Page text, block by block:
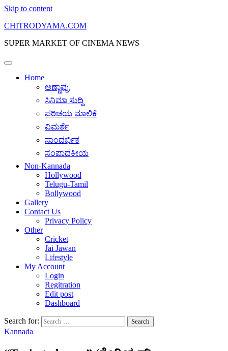
Skip to content
CHITRODYAMA.COM
SUPER MARKET OF CINEMA NEWS
Home
ಅಣ್ಣಾವ್ರು
ಸಿನಿಮಾ ಸುದ್ದಿ
ಪರಿಚಯ ಮಾಲಿಕೆ
ವಿಮರ್ಶೆ
ಸಾಂದರ್ಭಿಕ
ಸಂಪಾದಕೀಯ
Non-Kannada
Hollywood
Telugu-Tamil
Bollywood
Gallery
Contact Us
Privacy Policy
Other
Cricket
Jai Jawan
Lifestyle
My Account
Login
Regitration
Edit post
Dashboard
Search for:
Kannada